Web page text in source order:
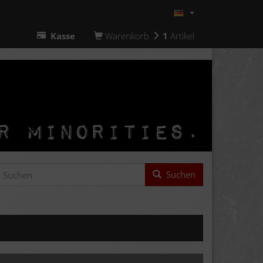
Kasse Warenkorb 1 Artikel
Suchen